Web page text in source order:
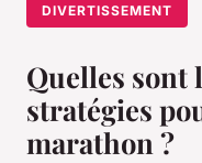
DIVERTISSEMENT
Quelles sont
stratégies
marathon ?